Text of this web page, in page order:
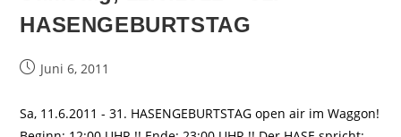
HASENGEBURTSTAG
BeitragJuni 6, 2011
Sa, 11.6.2011 - 31. HASENGEBURTSTAG open air im Waggon!